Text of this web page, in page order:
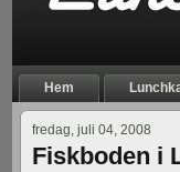
Hem
fredag, juli 04, 2008
Fiskboden i